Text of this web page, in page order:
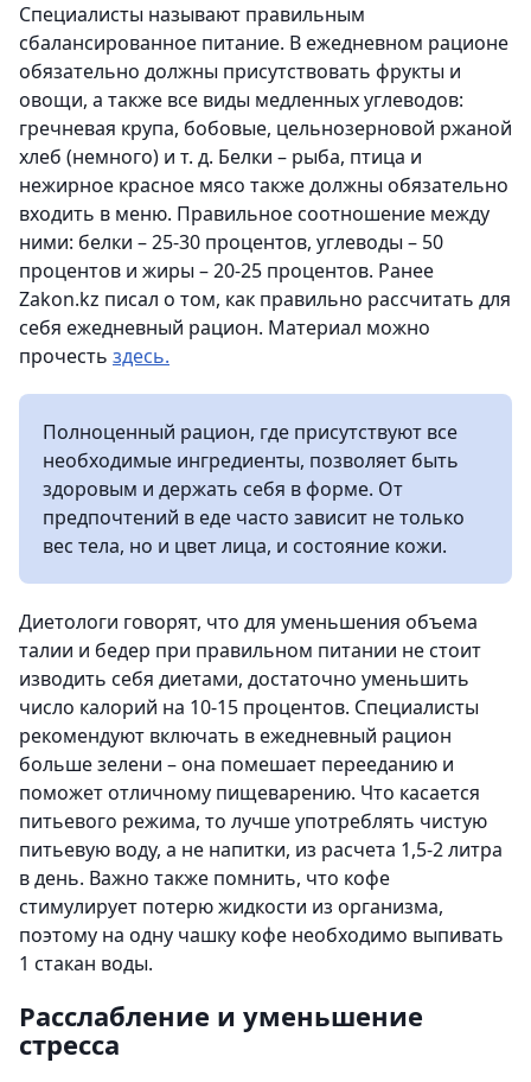
Специалисты называют правильным
сбалансированное питание. В ежедневном рационе
обязательно должны присутствовать фрукты и
овощи, а также все виды медленных углеводов:
гречневая крупа, бобовые, цельнозерновой ржаной
хлеб (немного) и т. д. Белки – рыба, птица и
нежирное красное мясо также должны обязательно
входить в меню. Правильное соотношение между
ними: белки – 25-30 процентов, углеводы – 50
процентов и жиры – 20-25 процентов. Ранее
Zakon.kz писал о том, как правильно рассчитать для
себя ежедневный рацион. Материал можно
прочесть здесь.
Полноценный рацион, где присутствуют все
необходимые ингредиенты, позволяет быть
здоровым и держать себя в форме. От
предпочтений в еде часто зависит не только
вес тела, но и цвет лица, и состояние кожи.
Диетологи говорят, что для уменьшения объема
талии и бедер при правильном питании не стоит
изводить себя диетами, достаточно уменьшить
число калорий на 10-15 процентов. Специалисты
рекомендуют включать в ежедневный рацион
больше зелени – она помешает перееданию и
поможет отличному пищеварению. Что касается
питьевого режима, то лучше употреблять чистую
питьевую воду, а не напитки, из расчета 1,5-2 литра
в день. Важно также помнить, что кофе
стимулирует потерю жидкости из организма,
поэтому на одну чашку кофе необходимо выпивать
1 стакан воды.
Расслабление и уменьшение
стресса